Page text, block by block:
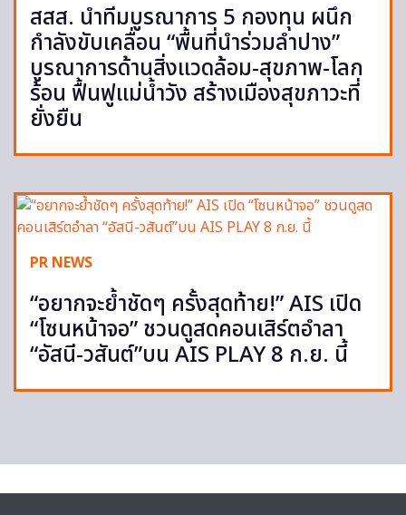
สสส. นำทีมบูรณาการ 5 กองทุน ผนึก
กำลังขับเคลื่อน “พื้นที่นำร่วมลำปาง”
บูรณาการด้านสิ่งแวดล้อม-สุขภาพ-โลก
ร้อน ฟื้นฟูแม่น้ำวัง สร้างเมืองสุขภาวะที่
ยั่งยืน
PR NEWS
“อยากจะย้ำชัดๆ ครั้งสุดท้าย!” AIS เปิด
“โซนหน้าจอ” ชวนดูสดคอนเสิร์ตอำลา
“อัสนี-วสันต์”บน AIS PLAY 8 ก.ย. นี้